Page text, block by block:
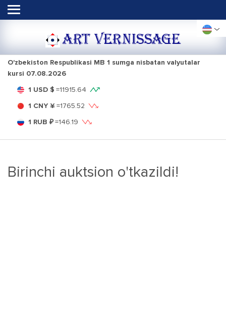
ART VERNISSAGE
O'zbekiston Respublikasi MB 1 sumga nisbatan valyutalar
kursi 07.08.2026
1 USD $ =11915.64
1 CNY ¥ =1765.52
1 RUB ₽=146.19
Birinchi auktsion o'tkazildi!